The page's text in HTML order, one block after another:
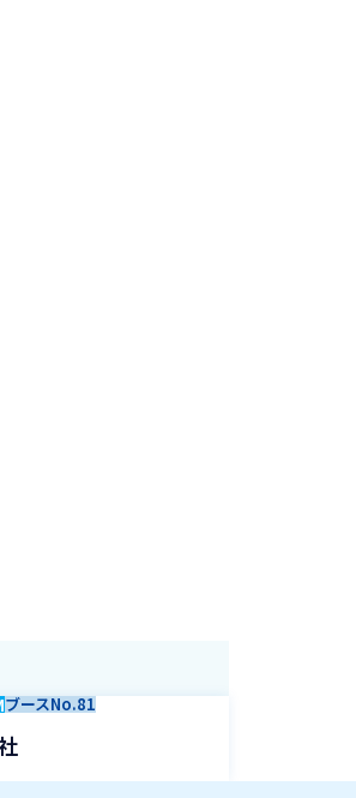
ブースNo.81